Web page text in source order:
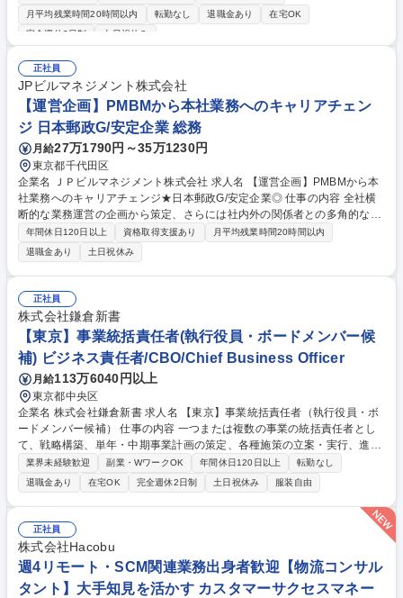
せします。 関係者(ユーザー部門、保守パートナー、通信キャリア、デー
タセンター、クラウド基盤運用チーム、その他の日本郵政グループ共用シ
ーザーからの利用申請、問い合わせ等への対応 ■ハードウェア、ミドルウ
ェア、OS等の維持管理 ■メンテナンス、障害対応 募集職種 【インフラエ
ンジニア】日本郵政G/社内研修や資格受験料負担有/住宅手当有
月平均残業時間20時間以内
転勤なし 退職金あり
在宅OK
完全週休2日制
土日祝休み
正社員
JPビルマネジメント株式会社
【運営企画】PMBMから本社業務へのキャリアチェン
ジ 日本郵政G/安定企業 総務
月給27万1790円～35万1230円
東京都千代田区
企業名 ＪＰビルマネジメント株式会社 求人名 【運営企画】PMBMから本
社業務へのキャリアチェンジ★日本郵政G/安定企業◎ 仕事の内容 全社横
断的な業務運営の企画から策定、さらには社内外の関係者との多角的な調
整を通じた業務推進までを担っています。※業務運営とは、リソースを活
用して仕組みやルールを構築・改善していくこと。 社員が迷わず、効率よ
く安定して仕事ができる“環境”を整えて維持いただきます。■業務運営の施
策立案・策定、グループ会社への連携・交渉■部署間との調整・共有・発
信（関連法令含む）■業務運営に係る人員配置計画・育成計画の立案■事業
継続計画（BCP）の運営側運用策定、訓練と有事の際の物件被災状況把握
■賃貸借契約書等の雛形策定や調整■業務システムの開発・運用・改善 募
集職種 【運営企画】PMBMから本社業務へのキャリアチェンジ★日本郵政
G/安定企業◎
年間休日120日以上 資格取得支援あり
月平均残業時間20時間以内
退職金あり
土日祝休み
正社員
株式会社鎌倉新書
【東京】事業統括責任者(執行役員・ボードメンバー候
補) ビジネス責任者/CBO/Chief Business Officer
月給113万6040円以上
東京都中央区
企業名 株式会社鎌倉新書 求人名 【東京】事業統括責任者（執行役員・ボ
ードメンバー候補） 仕事の内容 一つまたは複数の事業の統括責任者とし
て、戦略構築、単年・中期事業計画の策定、各種施策の立案・実行、進捗
管理、メンバー育成・管理をリードします。お任せする事業は、経験・強
み・経営課題・入社後実績を考慮 のうえ、既存事業、新規事業、M&A統
合事業から決定。全社戦略の構築や推進、経営計画策定にも積極的に関与
していただきます。 【具体的には】■事業戦略の策定・実行■単年・中期
事業計画の作成 ■施策の立案・実行・進捗管理■メンバーの育成・管理 ■全
社戦略や経営計画策定への参画■CEO・COO・経営陣との密接な連携 まず
は、社長COOの直轄にて、CEOや他の経営陣とも密接に連携しながら活
躍していただきます。 募集職種 【東京】事業統括責任者（執行役員・ボ
ードメンバー候補）
業界未経験歓迎 副業・WワークOK 年間休日120日以上
転勤なし
退職金あり
在宅OK 完全週休2日制 土日祝休み 服装自由
正社員
株式会社Hacobu
週4リモート・SCM関連業務出身者歓迎【物流コンサル
タント】大手知見を活かす カスタマーサクセスマネー